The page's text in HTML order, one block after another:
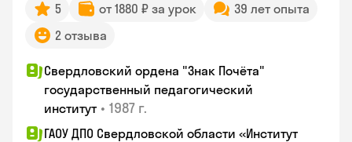
5 от 1880 ₽ за урок
39 лет опыта
2 отзыва
Свердловский ордена "Знак Почёта"
государственный педагогический
институт • 1987 г.
ГАОУ ДПО Свердловской области «Институт